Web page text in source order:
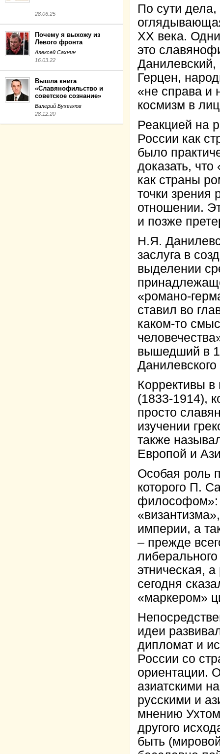
28.06.25
Почему я выхожу из
Левого фронта
Алексей Сахнин
16.03.22
Вышла книга
«Славянофильство и
советское сознание»
Валерий Бухвалов
28.12.20
По сути дела,
XX века.
это
Герцен,
«не справа и
космизм в
Реакцией на
России как
было
доказать,
как страны
точки зрения
отношении.
и позже
Н.Я.
заслуга в
выделении
«романо-
ставил во
каком-то
вышедший в
Коррективы
(1833-1914),
просто
изучении
также
Европой и
Особая роль
которого П.
философом»:
империи, а
– прежде
этническая,
сегодня
«маркером»
идеи
дипломат и
России со
ориентации.
азиатскими
русскими и
мнению
другого
быть